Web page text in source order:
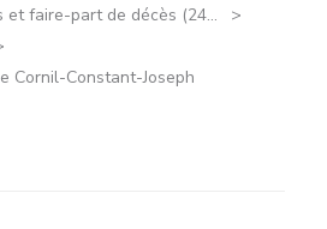
et faire-part de décès (24...
Cornil-Constant-Joseph